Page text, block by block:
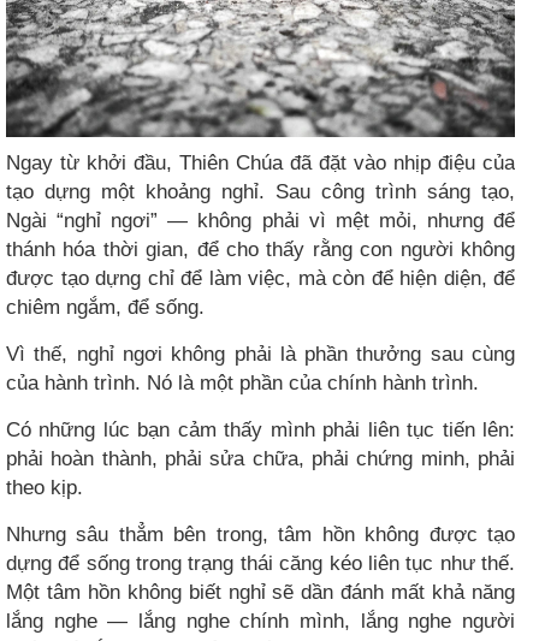
Ngay từ khởi đầu, Thiên Chúa đã đặt vào nhịp điệu của
tạo dựng một khoảng nghỉ. Sau công trình sáng tạo,
Ngài “nghỉ ngơi” — không phải vì mệt mỏi, nhưng để
thánh hóa thời gian, để cho thấy rằng con người không
được tạo dựng chỉ để làm việc, mà còn để hiện diện, để
chiêm ngắm, để sống.
Vì thế, nghỉ ngơi không phải là phần thưởng sau cùng
của hành trình. Nó là một phần của chính hành trình.
Có những lúc bạn cảm thấy mình phải liên tục tiến lên:
phải hoàn thành, phải sửa chữa, phải chứng minh, phải
theo kịp.
Nhưng sâu thẳm bên trong, tâm hồn không được tạo
dựng để sống trong trạng thái căng kéo liên tục như thế.
Một tâm hồn không biết nghỉ sẽ dần đánh mất khả năng
lắng nghe — lắng nghe chính mình, lắng nghe người